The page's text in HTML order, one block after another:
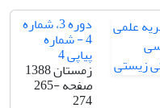
دوره 3، شماره
4 - شماره
پیاپی 4
زمستان 1388
صفحه265-
274